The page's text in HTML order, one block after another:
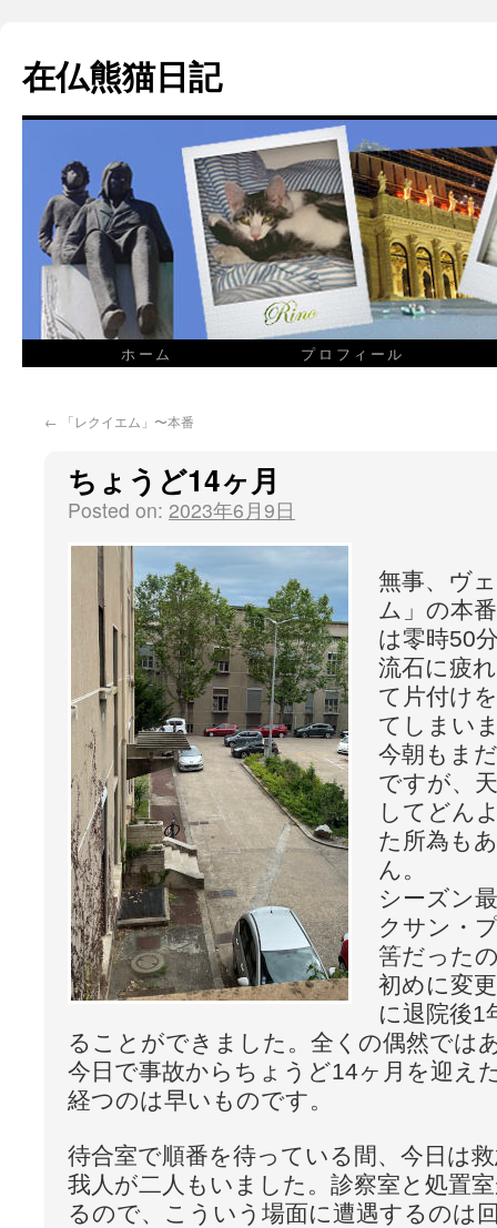
在仏熊猫日記
ホーム プロフィール
← 「レクイエム」〜本番
ちょうど14ヶ月
Posted on: 2023年6月9日
無事、ヴ
ム」の本
は零時50
流石に疲
て片付け
てしまい
今朝もま
ですが、
してどん
た所為も
ん。
シーズン
クサン・
筈だった
初めに変
に退院後1
ることができました。全くの偶然では
今日で事故からちょうど14ヶ月を迎え
経つのは早いものです。
待合室で順番を待っている間、今日は
我人が二人もいました。診察室と処置
るので、こういう場面に遭遇するのは